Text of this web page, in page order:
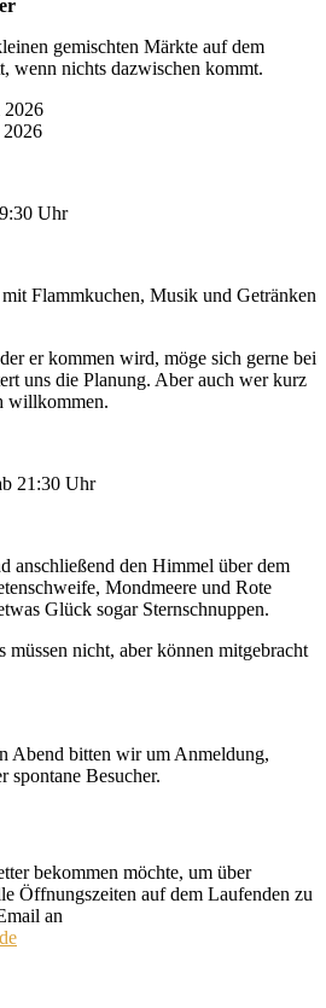
gemischten Märkte auf dem
wenn nichts dazwischen kommt.
2026
Uhr
Flammkuchen, Musik und Getränken
er kommen wird, möge sich gerne bei
uns die Planung. Aber auch wer kurz
willkommen.
21:30 Uhr
anschließend den Himmel über dem
Mondmeere und Rote
Glück sogar Sternschnuppen.
müssen nicht, aber können mitgebracht
Abend bitten wir um Anmeldung,
spontane Besucher.
bekommen möchte, um über
Öffnungszeiten auf dem Laufenden zu
an